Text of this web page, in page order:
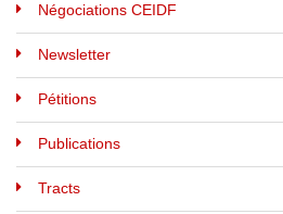
Négociations CEIDF
Newsletter
Pétitions
Publications
Tracts